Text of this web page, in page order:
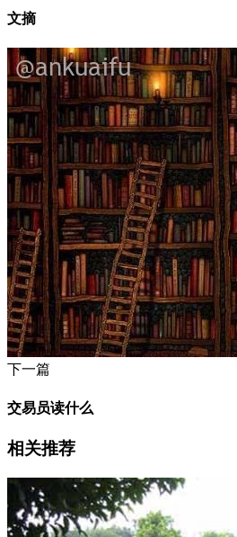
文摘
下一篇
交易员读什么
相关推荐